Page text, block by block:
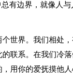
有边界，就像人与
世界。我们相处，
联系。在我们冷
用你的爱抚摸他